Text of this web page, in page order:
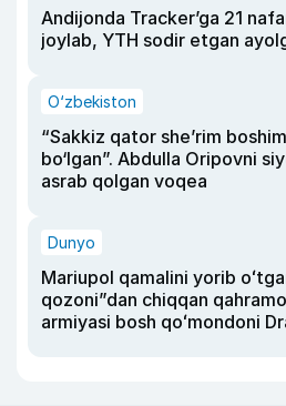
Andijonda Tracker’ga 21
joylab, YTH sodir etgan
O‘zbekiston
“Sakkiz qator she’rim
bo‘lgan”. Abdulla Oripovni
asrab qolgan voqea
Dunyo
Mariupol qamalini yorib
qozoni”dan chiqqan
armiyasi bosh qoʻmondoni